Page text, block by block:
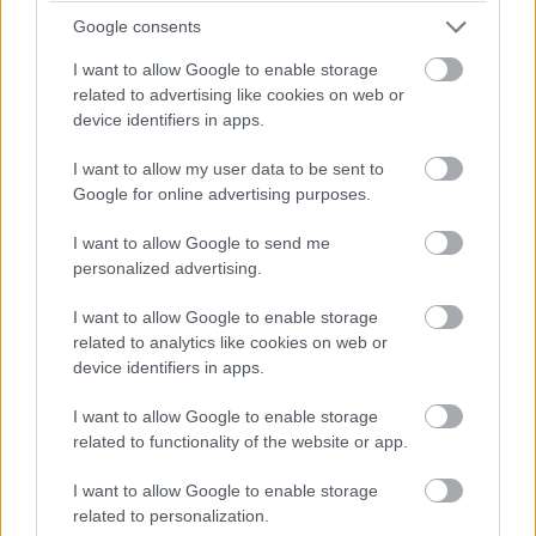
Google consents
I want to allow Google to enable storage
related to advertising like cookies on web or
device identifiers in apps.
I want to allow my user data to be sent to
Google for online advertising purposes.
I want to allow Google to send me
personalized advertising.
I want to allow Google to enable storage
related to analytics like cookies on web or
device identifiers in apps.
I want to allow Google to enable storage
related to functionality of the website or app.
I want to allow Google to enable storage
related to personalization.
Magnussen csúszik ki és veszi le a falat a bal hátsóval.
Egyelőre úgy tűnik, tovább tud menni a dán. Kár érte, nagyot
rajtolt a haasos.
Elrajtolt a mezőny! Verstappen jól kapta el a lámpák kialvását,
Hamilton kicsit összeértek, de nem forgott meg senki. Tiszta
volt az első kör.
Közben a mezőny elindult a felvezető körre.
Vessünk még egy gyors pillantást